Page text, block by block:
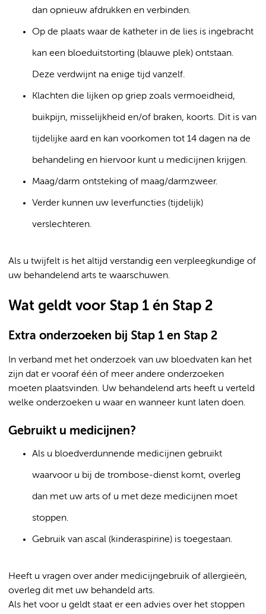
dan opnieuw afdrukken en verbinden.
Op de plaats waar de katheter in de lies is ingebracht
kan een bloeduitstorting (blauwe plek) ontstaan.
Deze verdwijnt na enige tijd vanzelf.
Klachten die lijken op griep zoals vermoeidheid,
buikpijn, misselijkheid en/of braken, koorts. Dit is van
tijdelijke aard en kan voorkomen tot 14 dagen na de
behandeling en hiervoor kunt u medicijnen krijgen.
Maag/darm ontsteking of maag/darmzweer.
Verder kunnen uw leverfuncties (tijdelijk)
verslechteren.
Als u twijfelt is het altijd verstandig een verpleegkundige of
uw behandelend arts te waarschuwen.
Wat geldt voor Stap 1 én Stap 2
Extra onderzoeken bij Stap 1 en Stap 2
In verband met het onderzoek van uw bloedvaten kan het
zijn dat er vooraf één of meer andere onderzoeken
moeten plaatsvinden. Uw behandelend arts heeft u verteld
welke onderzoeken u waar en wanneer kunt laten doen.
Gebruikt u medicijnen?
Als u bloedverdunnende medicijnen gebruikt
waarvoor u bij de trombose-dienst komt, overleg
dan met uw arts of u met deze medicijnen moet
stoppen.
Gebruik van ascal (kinderaspirine) is toegestaan.
Heeft u vragen over ander medicijngebruik of allergieën,
overleg dit met uw behandeld arts.
Als het voor u geldt staat er een advies over het stoppen